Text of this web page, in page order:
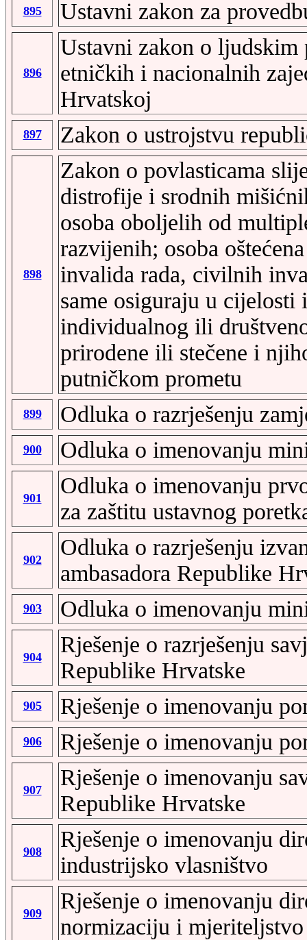
895 Ustavni zakon za
896
Ustavni zakon o ljudskim
etničkih i nacionalnih
Hrvatskoj
897 Zakon o ustrojstvu
898
Zakon o povlasticama
distrofije i srodnih
osoba oboljelih od
razvijenih; osoba
invalida rada, civilnih
same osiguraju u
individualnog ili
prirodene ili stečene i
putničkom prometu
899 Odluka o razrješenju
900 Odluka o imenovanju
901
Odluka o imenovanju
za zaštitu ustavnog
902
Odluka o razrješenju
ambasadora Republike
903 Odluka o imenovanju
904
Rješenje o razrješenju
Republike Hrvatske
905 Rješenje o imenovanju
906 Rješenje o imenovanju
907
Rješenje o imenovanju
Republike Hrvatske
908
Rješenje o imenovanju
industrijsko vlasništvo
909
Rješenje o imenovanju
normizaciju i mjeriteljstvo